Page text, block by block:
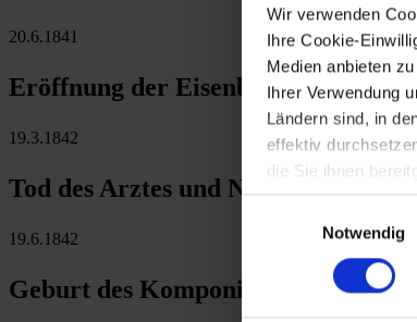
Wir verwenden
Ihre Cookie-
Medien anbieten
Ihrer Verwendung
Ländern sind, in
effektiv
die Sie ihnen
Notwendig
20.6.1841
Eröffnung der Eisenbahnlinie
19.3.1842
Tod des Arztes und Naturforschers
19.6.1842
Geburt des Komponisten Carl